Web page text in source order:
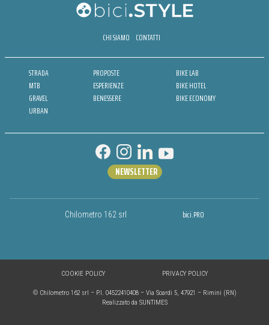
CHI SIAMO CONTATTI
STRADA
MTB
GRAVEL
URBAN
PROPOSTE
ESPERIENZE
BENESSERE
BIKE LAB
BIKE HOTEL
BIKE ECONOMY
Chilometro 162 srl bici.PRO
NEWSLETTER
© Chilometro 162 srl – P.I. 04522410408 – Via Soardi 5, 47921 – Rimini (RN)
Realizzato da SUNTIMES
COOKIE POLICY PRIVACY POLICY